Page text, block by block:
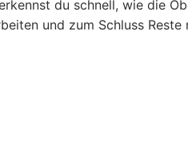
du schnell, wie die
und zum Schluss Reste